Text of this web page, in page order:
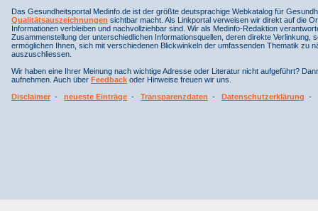
Das Gesundheitsportal Medinfo.de ist der größte deutsprachige Webkatalog für
Qualitätsauszeichnungen sichtbar macht. Als Linkportal verweisen wir direkt auf die
Informationen verbleiben und nachvollziehbar sind. Wir als Medinfo-Redaktion
Zusammenstellung der unterschiedlichen Informationsquellen, deren direkte
ermöglichen Ihnen, sich mit verschiedenen Blickwinkeln der umfassenden Thematik
auszuschliessen.
Wir haben eine Ihrer Meinung nach wichtige Adresse oder Literatur nicht aufgeführt?
aufnehmen. Auch über Feedback oder Hinweise freuen wir uns.
Disclaimer - neueste Einträge - Transparenzdaten - Datenschutzerklärung -